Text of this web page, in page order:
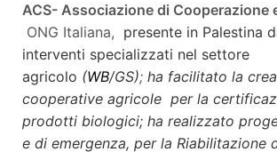
ACS- Associazione di Cooperazione
ONG Italiana, presente in Palestina
interventi specializzati nel settore
agricolo (WB/GS); ha facilitato la
cooperative agricole per la
prodotti biologici; ha realizzato
e di emergenza, per la Riabilitazione